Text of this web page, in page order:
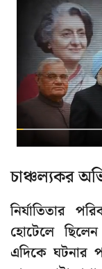
চাঞ্চল্যকর
নির্যাতিতার
হোটেলে ছিলেন
এদিকে ঘটনার